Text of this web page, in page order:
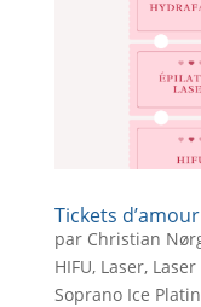
Tickets d’amour
par Christian
HIFU, Laser,
Soprano Ice